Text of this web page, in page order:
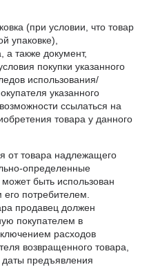
(при условии, что товар
упаковке),
а также документ,
покупки указанного
использования/
указанного
ссылаться на
товара у данного
от товара надлежащего
определенные
быть использован
потребителем.
продавец должен
покупателем в
расходов
возвращенного товара,
предъявления